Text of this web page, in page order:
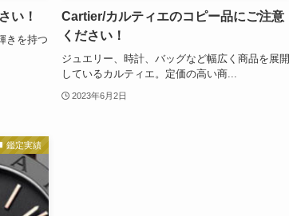
い！
きを持つ
Cartier/カルティエのコピー品にご注意
ください！
ジュエリー、時計、バッグなど幅広く商品を展開
しているカルティエ。定価の高い商...
2023年6月2日
鑑定実績